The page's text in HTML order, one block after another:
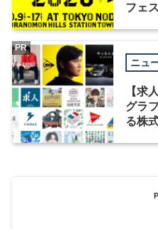
フェ
ニュ
【求
グラ
る株
PR